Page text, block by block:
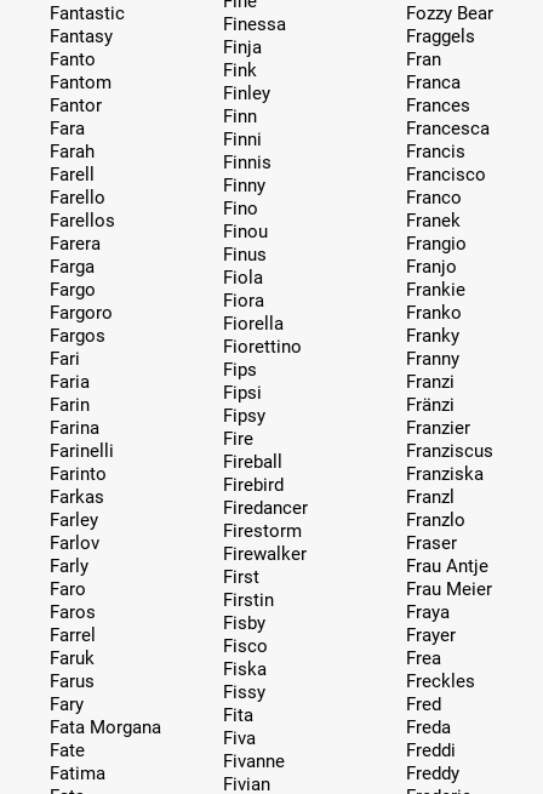
Fantastic
Fantasy
Fanto
Fantom
Fantor
Fara
Farah
Farell
Farello
Farellos
Farera
Farga
Fargo
Fargoro
Fargos
Fari
Faria
Farin
Farina
Farinelli
Farinto
Farkas
Farley
Farlov
Farly
Faro
Faros
Farrel
Faruk
Farus
Fary
Fata Morgana
Fate
Fatima
Finessa
Finja
Fink
Finley
Finn
Finni
Finnis
Finny
Fino
Finou
Finus
Fiola
Fiora
Fiorella
Fiorettino
Fips
Fipsi
Fipsy
Fire
Fireball
Firebird
Firedancer
Firestorm
Firewalker
First
Firstin
Fisby
Fisco
Fiska
Fissy
Fita
Fiva
Fivanne
Fivian
Fozzy Bear
Fraggels
Fran
Franca
Frances
Francesca
Francis
Francisco
Franco
Franek
Frangio
Franjo
Frankie
Franko
Franky
Franny
Franzi
Fränzi
Franzier
Franziscus
Franziska
Franzl
Franzlo
Fraser
Frau Antje
Frau Meier
Fraya
Frayer
Frea
Freckles
Fred
Freda
Freddi
Freddy